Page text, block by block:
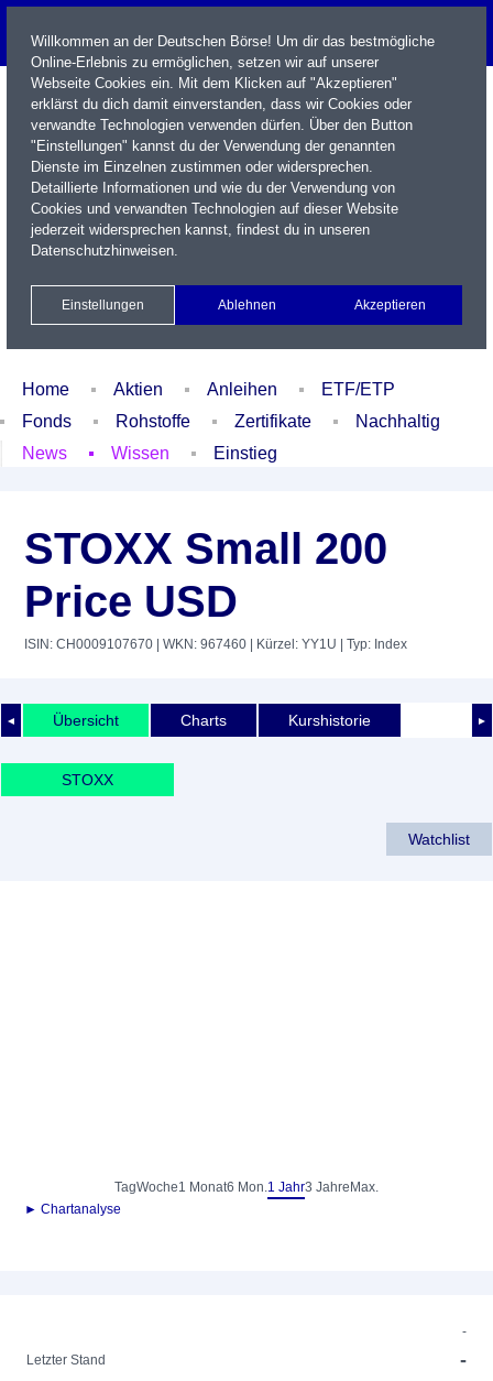
Name / WKN / ISIN / Kürzel
Xetra Realtime
Watchlist Portfolio Login
Home Aktien Anleihen
ETF/ETP
Fonds
Rohstoffe Zertifikate
Nachhaltig
News
Wissen Einstieg
STOXX Small 200
Price USD
ISIN: CH0009107670 | WKN: 967460 | Kürzel: YY1U | Typ: Index
◄ ►
Übersicht Charts Kurshistorie
STOXX
Watchlist
TagWoche1 Monat6 Mon.1 Jahr3 Jahre Max.
► Chartanalyse
-
Letzter Stand
-
Willkommen an der Deutschen Börse! Um dir das bestmögliche
Online-Erlebnis zu ermöglichen, setzen wir auf unserer
Webseite Cookies ein. Mit dem Klicken auf "Akzeptieren"
erklärst du dich damit einverstanden, dass wir Cookies oder
verwandte Technologien verwenden dürfen. Über den Button
"Einstellungen" kannst du der Verwendung der genannten
Dienste im Einzelnen zustimmen oder widersprechen.
Detaillierte Informationen und wie du der Verwendung von
Cookies und verwandten Technologien auf dieser Website
jederzeit widersprechen kannst, findest du in unseren
Datenschutzhinweisen.
Einstellungen Ablehnen Akzeptieren